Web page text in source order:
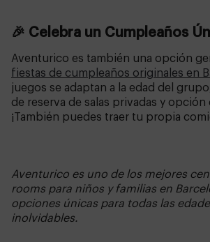
🎉 Celebra un Cumpleaños
Aventurico es también una opción
fiestas de cumpleaños originales en
juegos se adaptan a la edad del
de reserva de salas privadas y opción
¡También puedes traer tu propia
Aventurico es uno de los mejores
rooms para niños y familias en
opciones únicas para todas las
inolvidables.